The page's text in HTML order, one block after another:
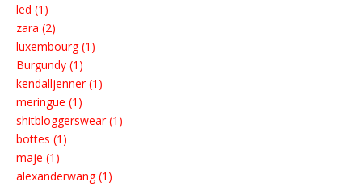
led (1)
zara (2)
luxembourg (1)
Burgundy (1)
kendalljenner (1)
meringue (1)
shitbloggerswear (1)
bottes (1)
maje (1)
alexanderwang (1)